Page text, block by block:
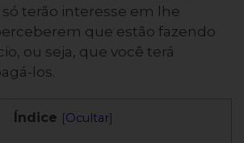
terão interesse em lhe
que estão fazendo
ou seja, que você terá
los.
Índice [Ocultar]